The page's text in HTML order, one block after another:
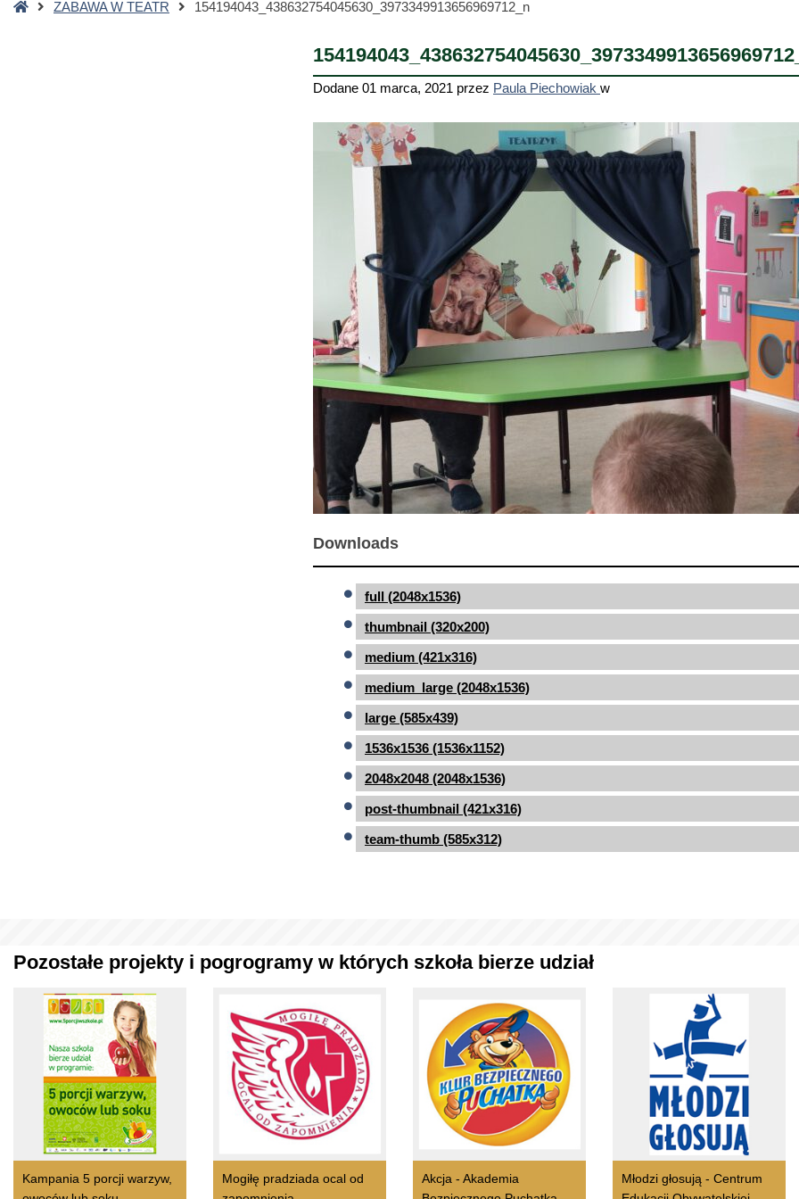
StronaZABAWA W TEATR 154194043_438632754045630_3973349913656969712_n
Dodane 01 marca, 2021 przez Paula Piechowiak w
Downloads
full (2048x1536)
thumbnail (320x200)
medium (421x316)
medium_large (2048x1536)
large (585x439)
1536x1536 (1536x1152)
2048x2048 (2048x1536)
post-thumbnail (421x316)
team-thumb (585x312)
Pozostałe projekty i pogrogramy w których szkoła bierze udział
Kampania 5 porcji warzyw,
Mogiłę pradziada ocal od
Akcja - Akademia
Młodzi głosują - Centrum